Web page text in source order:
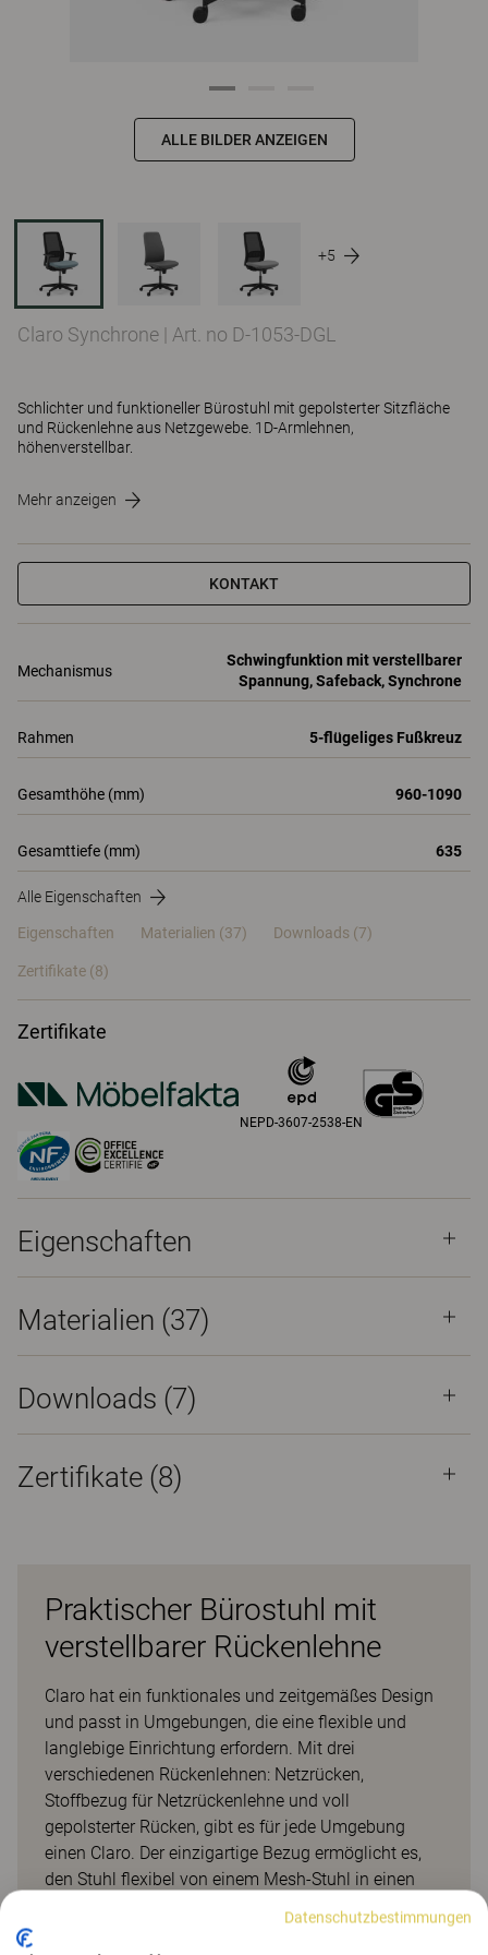
ALLE BILDER ANZEIGEN
+5
Claro Synchrone | Art. no D-1053-DGL
Schlichter und funktioneller Bürostuhl mit gepolsterter Sitzfläche
und Rückenlehne aus Netzgewebe. 1D-Armlehnen,
höhenverstellbar.
Mehr anzeigen
KONTAKT
Mechanismus
Schwingfunktion mit verstellbarer
Spannung, Safeback, Synchrone
Rahmen 5-flügeliges Fußkreuz
Gesamthöhe (mm) 960-1090
Gesamttiefe (mm) 635
Alle Eigenschaften
Eigenschaften Materialien (37) Downloads (7)
Zertifikate (8)
Zertifikate
NEPD-3607-2538-EN
Eigenschaften
Materialien (37)
Downloads (7)
Zertifikate (8)
Praktischer Bürostuhl mit
verstellbarer Rückenlehne
Claro hat ein funktionales und zeitgemäßes Design
und passt in Umgebungen, die eine flexible und
langlebige Einrichtung erfordern. Mit drei
verschiedenen Rückenlehnen: Netzrücken,
Stoffbezug für Netzrückenlehne und voll
gepolsterter Rücken, gibt es für jede Umgebung
einen Claro. Der einzigartige Bezug ermöglicht es,
den Stuhl flexibel von einem Mesh-Stuhl in einen
gepolsterten Stuhl zu verwandeln. Claro ist mit einer
Datenschutzbestimmungen